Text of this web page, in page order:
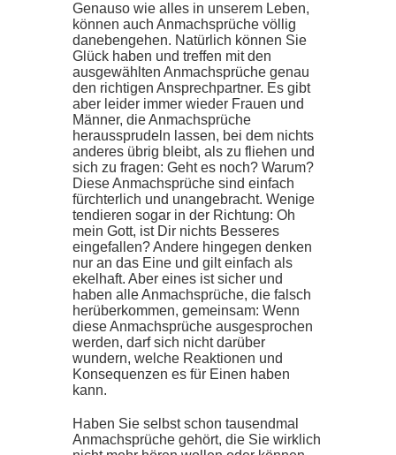
Genauso wie alles in unserem Leben,
können auch Anmachsprüche völlig
danebengehen. Natürlich können Sie
Glück haben und treffen mit den
ausgewählten Anmachsprüche genau
den richtigen Ansprechpartner. Es gibt
aber leider immer wieder Frauen und
Männer, die Anmachsprüche
heraussprudeln lassen, bei dem nichts
anderes übrig bleibt, als zu fliehen und
sich zu fragen: Geht es noch? Warum?
Diese Anmachsprüche sind einfach
fürchterlich und unangebracht. Wenige
tendieren sogar in der Richtung: Oh
mein Gott, ist Dir nichts Besseres
eingefallen? Andere hingegen denken
nur an das Eine und gilt einfach als
ekelhaft. Aber eines ist sicher und
haben alle Anmachsprüche, die falsch
herüberkommen, gemeinsam: Wenn
diese Anmachsprüche ausgesprochen
werden, darf sich nicht darüber
wundern, welche Reaktionen und
Konsequenzen es für Einen haben
kann.
Haben Sie selbst schon tausendmal
Anmachsprüche gehört, die Sie wirklich